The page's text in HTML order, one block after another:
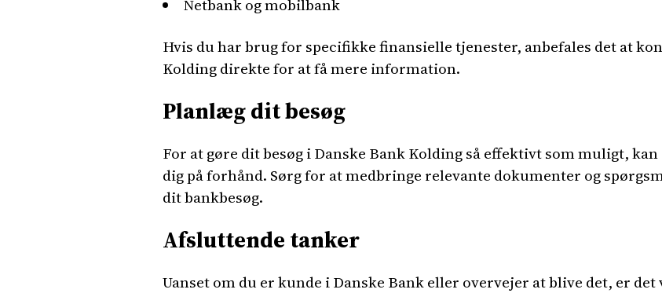
Netbank og mobilbank
Hvis du har brug for specifikke finansielle tjenester, anbefales det at
Kolding direkte for at få mere information.
Planlæg dit besøg
For at gøre dit besøg i Danske Bank Kolding så effektivt som muligt,
dig på forhånd. Sørg for at medbringe relevante dokumenter og
dit bankbesøg.
Afsluttende tanker
Uanset om du er kunde i Danske Bank eller overvejer at blive det, er